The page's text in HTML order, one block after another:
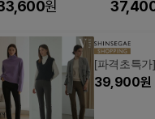
원
3size
[파격초특
39,900원